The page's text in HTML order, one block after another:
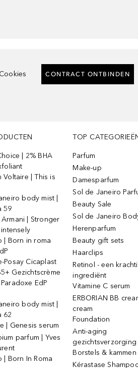
Cookies CONTRACT ONTBINDEN
| 2% BHA
Voltaire | This is
body mist |
59
| Stronger
| Born in roma
Posay Cicaplast
Gezichtscrème
EdP
body mist |
62
| Genesis serum
parfum | Yves
| Born In Roma
TOP
Parfum
Make-up
Damesparfum
Sol de Janeiro
Beauty Sale
Sol de Janeiro
Herenparfum
Beauty gift sets
Haarclips
Retinol - een
ingrediënt
Vitamine C serum
ERBORIAN BB
cream
Foundation
Anti-aging
gezichtsverzorging
Borstels & kammen
Kérastase